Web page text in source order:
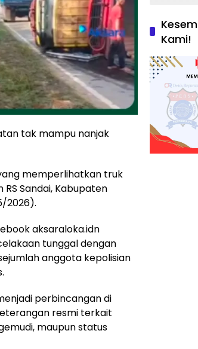
tak mampu nanjak
memperlihatkan truk
Sandai, Kabupaten
2026).
aksaraloka.idn
tunggal dengan
anggota kepolisian
perbincangan di
resmi terkait
maupun status
Kami!